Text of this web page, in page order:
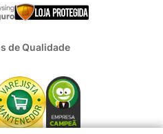
de Qualidade